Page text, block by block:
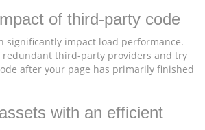
of third-party code
significantly impact load performance.
third-party providers and try
after your page has primarily finished
with an efficient